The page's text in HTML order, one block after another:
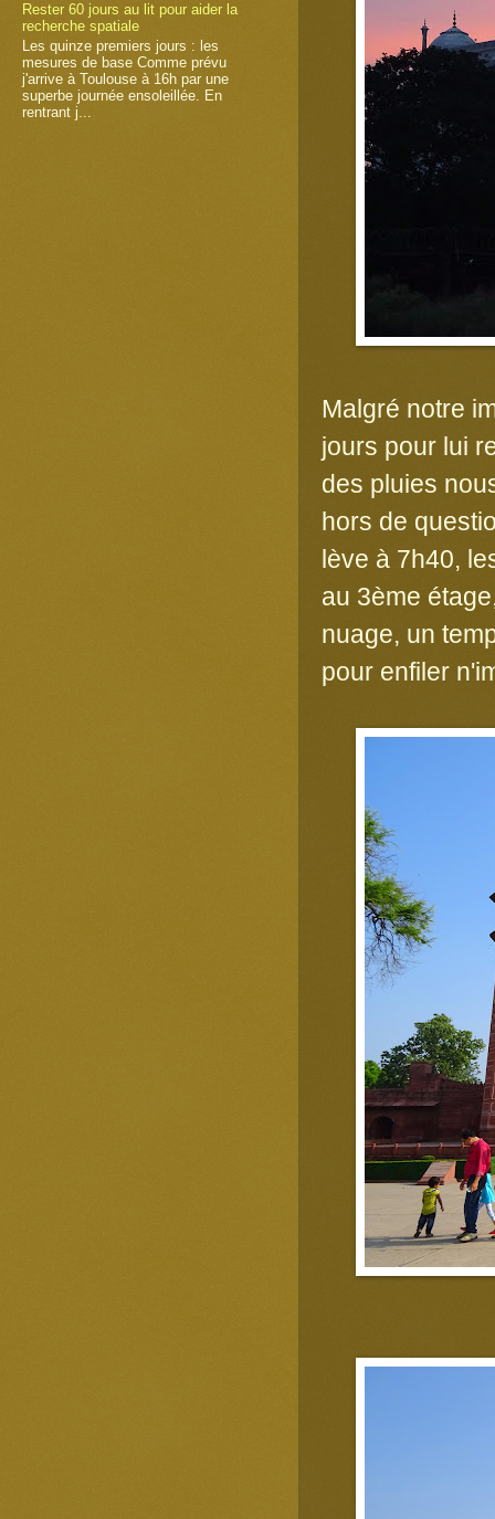
Malgré notre
jours pour lui
des pluies
hors de
lève à 7h40,
au 3ème
nuage, un
pour enfiler
Rester 60 jours au lit pour aider la
recherche spatiale
Les quinze premiers jours : les
mesures de base Comme prévu
j'arrive à Toulouse à 16h par une
superbe journée ensoleillée. En
rentrant j...